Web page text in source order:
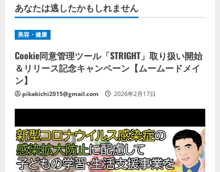
あなたは逃したかもしれません
美容・健康
Cookie同意管理ツール「STRIGHT」取り扱い開始
＆リリース記念キャンペーン【ムームードメイ
ン】
pikakichi2015@gmail.com 2026年2月17日